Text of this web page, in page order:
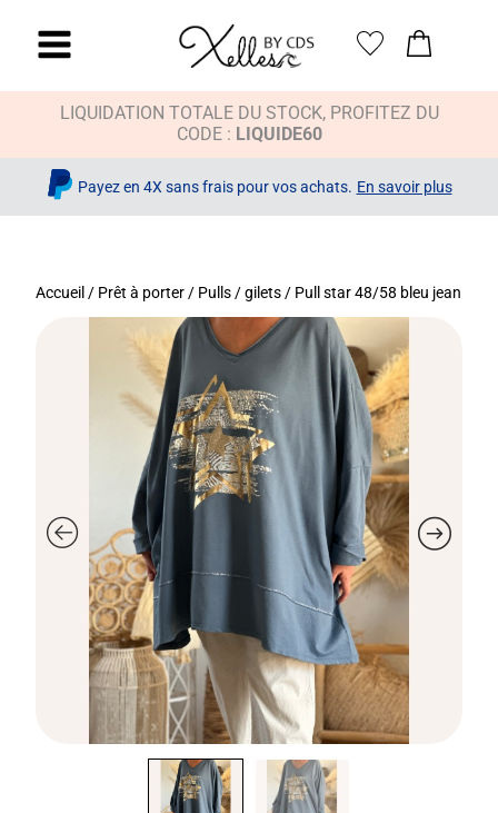
LIQUIDATION TOTALE DU STOCK, PROFITEZ DU
CODE : LIQUIDE60
Payez en 4X sans frais pour vos achats. En savoir plus
Accueil / Prêt à porter / Pulls / gilets / Pull star 48/58 bleu jean